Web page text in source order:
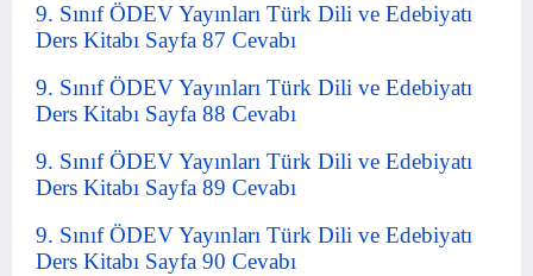
9. Sınıf ÖDEV Yayınları Türk Dili ve Edebiyatı
Ders Kitabı Sayfa 87 Cevabı
9. Sınıf ÖDEV Yayınları Türk Dili ve Edebiyatı
Ders Kitabı Sayfa 88 Cevabı
9. Sınıf ÖDEV Yayınları Türk Dili ve Edebiyatı
Ders Kitabı Sayfa 89 Cevabı
9. Sınıf ÖDEV Yayınları Türk Dili ve Edebiyatı
Ders Kitabı Sayfa 90 Cevabı